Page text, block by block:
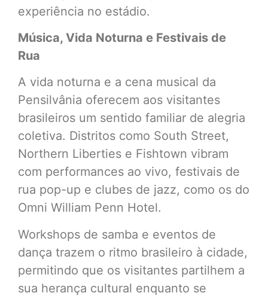
experiência no estádio.
Música, Vida Noturna e Festivais de
Rua
A vida noturna e a cena musical da
Pensilvânia oferecem aos visitantes
brasileiros um sentido familiar de alegria
coletiva. Distritos como South Street,
Northern Liberties e Fishtown vibram
com performances ao vivo, festivais de
rua pop-up e clubes de jazz, como os do
Omni William Penn Hotel.
Workshops de samba e eventos de
dança trazem o ritmo brasileiro à cidade,
permitindo que os visitantes partilhem a
sua herança cultural enquanto se